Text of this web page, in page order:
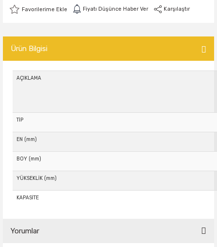
Fiyatı Düşünce Haber Ver Karşılaştır
Ürün Bilgisi
AÇIKLAMA
TİP
EN (mm)
BOY (mm)
YÜKSEKLİK (mm)
KAPASİTE
Yorumlar